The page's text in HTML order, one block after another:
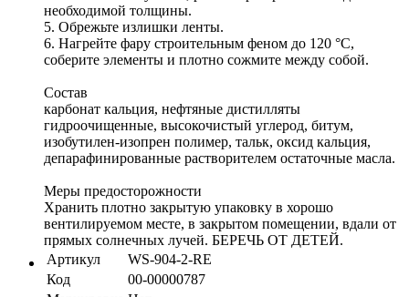
необходимой толщины.
5. Обрежьте излишки ленты.
6. Нагрейте фару строительным феном до 120 °C,
соберите элементы и плотно сожмите между собой.
Состав
карбонат кальция, нефтяные дистилляты
гидроочищенные, высокочистый углерод, битум,
изобутилен-изопрен полимер, тальк, оксид кальция,
депарафинированные растворителем остаточные масла.
Меры предосторожности
Хранить плотно закрытую упаковку в хорошо
вентилируемом месте, в закрытом помещении, вдали от
прямых солнечных лучей. БЕРЕЧЬ ОТ ДЕТЕЙ.
Артикул
WS-904-2-RE
Код
00-00000787